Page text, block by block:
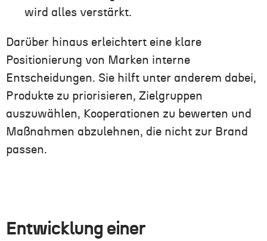
wird alles verstärkt.
Darüber hinaus erleichtert eine klare
Positionierung von Marken interne
Entscheidungen. Sie hilft unter anderem dabei,
Produkte zu priorisieren, Zielgruppen
auszuwählen, Kooperationen zu bewerten und
Maßnahmen abzulehnen, die nicht zur Brand
passen.
Entwicklung einer